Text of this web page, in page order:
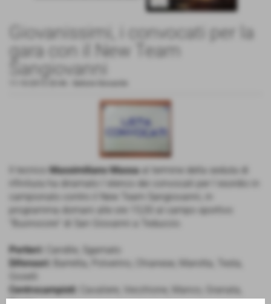
Giovanissimi, i convocati per la
gara con il New Team
Sangiovanni
Il tecnico Massimiliano Massaal termine della seduta di
rifinitura ha diramato l´elenco dei convocati per l´esordio in
campionato contro il New Team Sangiovanni, in
programma domani alle ore 15,00 al campo sportivo
"Buonocore" di San Giovanni a Teduccio.
Portieri:
Candile, Sgamato
Difensori:
Barretta, Polverino, Chianese, Marotta, Testa,
Gioielli
Centrocampisti:
Cavaliere, Vecchione, Manco, Granata,